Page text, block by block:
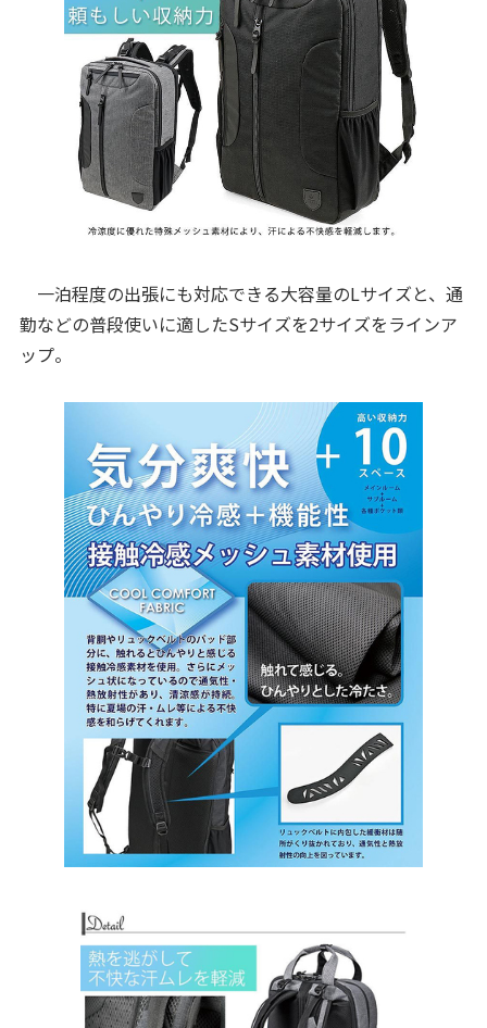
一泊程度の出張にも対応できる大容量のLサイズと、通
勤などの普段使いに適したSサイズを2サイズをラインア
ップ。